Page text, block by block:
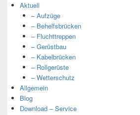
Aktuell
– Aufzüge
– Behelfsbrücken
– Fluchttreppen
– Gerüstbau
– Kabelbrücken
– Rollgerüste
– Wetterschutz
Allgemein
Blog
Download – Service